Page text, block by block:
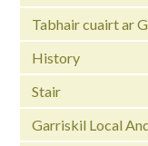
Tabhair cuairt ar
History
Stair
Garriskil Local